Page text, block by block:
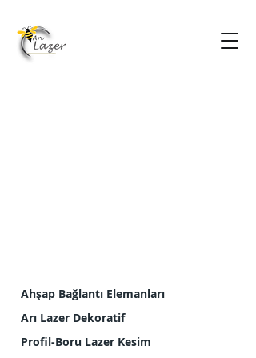
Ahşap Bağlantı Elemanları
Arı Lazer Dekoratif
Profil-Boru Lazer Kesim